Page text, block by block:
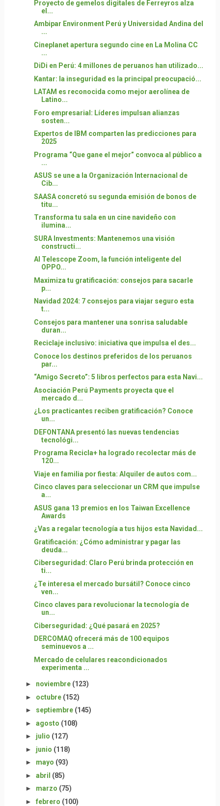
Proyecto de gemelos digitales de Ferreyros alza
el...
Ambipar Environment Perú y Universidad Andina del
...
Cineplanet apertura segundo cine en La Molina CC
...
DiDi en Perú: 4 millones de peruanos han utilizado...
Kantar: la inseguridad es la principal preocupació...
LATAM es reconocida como mejor aerolínea de
Latino...
Foro empresarial: Líderes impulsan alianzas
sosten...
Expertos de IBM comparten las predicciones para
2025
Programa “Que gane el mejor” convoca al público a
...
ASUS se une a la Organización Internacional de
Cib...
SAASA concretó su segunda emisión de bonos de
titu...
Transforma tu sala en un cine navideño con
ilumina...
SURA Investments: Mantenemos una visión
constructi...
AI Telescope Zoom, la función inteligente del
OPPO...
Maximiza tu gratificación: consejos para sacarle
p...
Navidad 2024: 7 consejos para viajar seguro esta
t...
Consejos para mantener una sonrisa saludable
duran...
Reciclaje inclusivo: iniciativa que impulsa el des...
Conoce los destinos preferidos de los peruanos
par...
“Amigo Secreto”: 5 libros perfectos para esta Navi...
Asociación Perú Payments proyecta que el
mercado d...
¿Los practicantes reciben gratificación? Conoce
un...
DEFONTANA presentó las nuevas tendencias
tecnológi...
Programa Recicla+ ha logrado recolectar más de
120...
Viaje en familia por fiesta: Alquiler de autos com...
Cinco claves para seleccionar un CRM que impulse
a...
ASUS gana 13 premios en los Taiwan Excellence
Awards
¿Vas a regalar tecnología a tus hijos esta Navidad...
Gratificación: ¿Cómo administrar y pagar las
deuda...
Ciberseguridad: Claro Perú brinda protección en
ti...
¿Te interesa el mercado bursátil? Conoce cinco
ven...
Cinco claves para revolucionar la tecnología de
un...
Ciberseguridad: ¿Qué pasará en 2025?
DERCOMAQ ofrecerá más de 100 equipos
seminuevos a ...
Mercado de celulares reacondicionados
experimenta ...
► noviembre (123)
► octubre (152)
► septiembre (145)
► agosto (108)
► julio (127)
► junio (118)
► mayo (93)
► abril (85)
► marzo (75)
► febrero (100)